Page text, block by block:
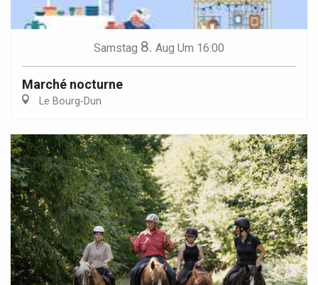
Samstag 8. Aug Um 16:00
Marché nocturne
Le Bourg-Dun